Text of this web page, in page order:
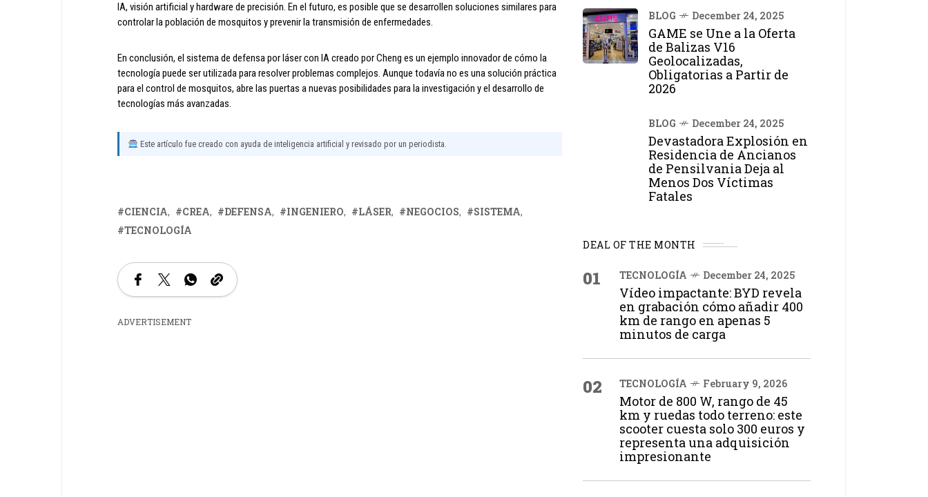
IA, visión artificial y hardware de precisión. En el futuro, es posible que se desarrollen soluciones similares para
controlar la población de mosquitos y prevenir la transmisión de enfermedades.
En conclusión, el sistema de defensa por láser con IA creado por Cheng es un ejemplo innovador de cómo la
tecnología puede ser utilizada para resolver problemas complejos. Aunque todavía no es una solución práctica
para el control de mosquitos, abre las puertas a nuevas posibilidades para la investigación y el desarrollo de
tecnologías más avanzadas.
Este artículo fue creado con ayuda de inteligencia artificial y revisado por un periodista.
CIENCIA CREA DEFENSA INGENIERO LÁSER NEGOCIOS
SISTEMA
TECNOLOGÍA
ADVERTISEMENT
BLOG December 24, 2025
GAME se Une a la Oferta
de Balizas V16
Geolocalizadas,
Obligatorias a Partir de
2026
BLOG December 24, 2025
Devastadora Explosión en
Residencia de Ancianos
de Pensilvania Deja al
Menos Dos Víctimas
Fatales
DEAL OF THE MONTH
01 TECNOLOGÍA December 24, 2025
Vídeo impactante: BYD revela
en grabación cómo añadir 400
km de rango en apenas 5
minutos de carga
02 TECNOLOGÍA February 9, 2026
Motor de 800 W, rango de 45
km y ruedas todo terreno: este
scooter cuesta solo 300 euros y
representa una adquisición
impresionante